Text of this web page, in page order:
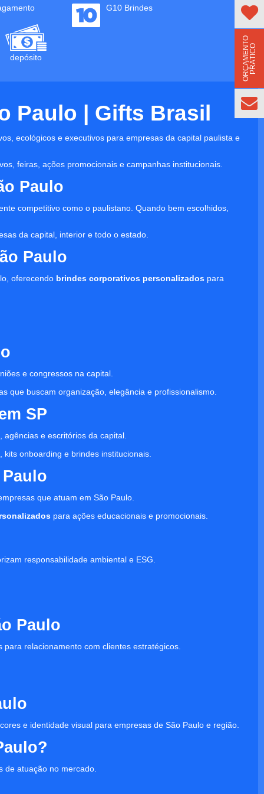
depósito
G10 Brindes
Paulo | Gifts Brasil
ecológicos e executivos para empresas da capital paulista e
feiras, ações promocionais e campanhas institucionais.
Paulo
competitivo como o paulistano. Quando bem escolhidos,
da capital, interior e todo o estado.
Paulo
oferecendo brindes corporativos personalizadospara
e congressos na capital.
que buscam organização, elegância e profissionalismo.
SP
e escritórios da capital.
onboarding e brindes institucionais.
que atuam em São Paulo.
para ações educacionais e promocionais.
responsabilidade ambiental e ESG.
Paulo
para relacionamento com clientes estratégicos.
cores e identidade visual para empresas de São Paulo e região.
de atuação no mercado.
O
R
Ç
A
M
E
N
T
O
P
R
Á
T
I
CO